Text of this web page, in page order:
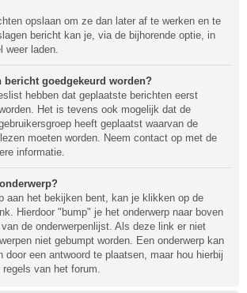
opslaan om ze dan later af te werken en te
bericht kan je, via de bijhorende optie, in
weer laden.
bericht goedgekeurd worden?
hebben dat geplaatste berichten eerst
Het is tevens ook mogelijk dat de
heeft geplaatst waarvan de
moeten worden. Neem contact op met de
informatie.
aan het bekijken bent, kan je klikken op de
Hierdoor "bump" je het onderwerp naar boven
de onderwerpenlijst. Als deze link er niet
niet gebumpt worden. Een onderwerp kan
door een antwoord te plaatsen, maar hou hierbij
van het forum.